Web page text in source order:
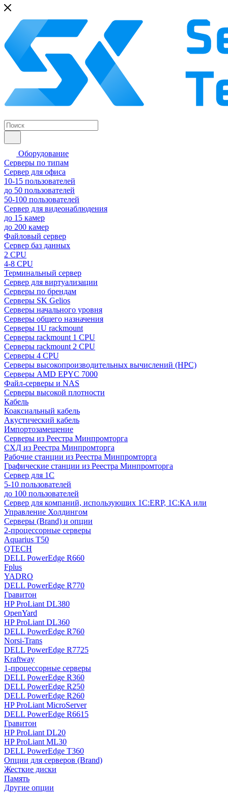
Оборудование
Серверы по типам
Сервер для офиса
10-15 пользователей
до 50 пользователей
50-100 пользователей
Сервер для видеонаблюдения
до 15 камер
до 200 камер
Файловый сервер
Сервер баз данных
2 CPU
4-8 CPU
Терминальный сервер
Сервер для виртуализации
Серверы по брендам
Серверы SK Gelios
Серверы начального уровня
Серверы общего назначения
Серверы 1U rackmount
Серверы rackmount 1 CPU
Серверы rackmount 2 CPU
Серверы 4 CPU
Серверы высокопроизводительных вычислений (HPC)
Серверы AMD EPYC 7000
Файл-серверы и NAS
Серверы высокой плотности
Кабель
Коаксиальный кабель
Акустический кабель
Импортозамещение
Серверы из Реестра Минпромторга
СХД из Реестра Минпромторга
Рабочие станции из Реестра Минпромторга
Графические станции из Реестра Минпромторга
Сервер для 1С
5-10 пользователей
до 100 пользователей
Сервер для компаний, использующих 1C:ERP, 1С:КА или
Управление Холдингом
Серверы (Brand) и опции
2-процессорные серверы
Aquarius T50
QTECH
DELL PowerEdge R660
Fplus
YADRO
DELL PowerEdge R770
Гравитон
HP ProLiant DL380
OpenYard
HP ProLiant DL360
DELL PowerEdge R760
Norsi-Trans
DELL PowerEdge R7725
Kraftway
1-процессорные серверы
DELL PowerEdge R360
DELL PowerEdge R250
DELL PowerEdge R260
HP ProLiant MicroServer
DELL PowerEdge R6615
Гравитон
HP ProLiant DL20
HP ProLiant ML30
DELL PowerEdge T360
Опции для серверов (Brand)
Жесткие диски
Память
Другие опции